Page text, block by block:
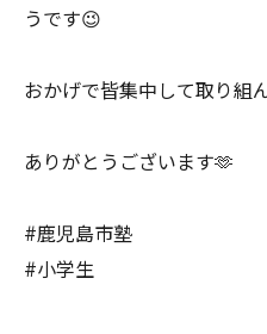
うです😉
おかげで皆集中して取り組
ありがとうございます🫶
#鹿児島市塾
#小学生